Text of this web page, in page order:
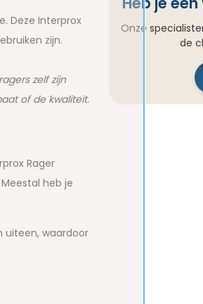
Deze Interprox
zijn.
zelf zijn
of de kwaliteit.
Rager
heb je
uiteen, waardoor
Onze
de